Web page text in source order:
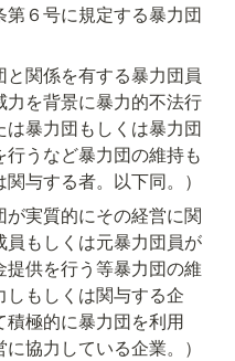
第６号に規定する暴力団
と関係を有する暴力団員
を背景に暴力的不法行
暴力団もしくは暴力団
うなど暴力団の維持も
与する者。以下同。）
が実質的にその経営に関
もしくは元暴力団員が
供を行う等暴力団の維
もしくは関与する企
極的に暴力団を利用
協力している企業。）